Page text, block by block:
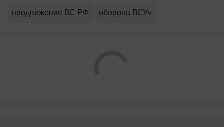
продвижение ВС РФ оборона ВСУч